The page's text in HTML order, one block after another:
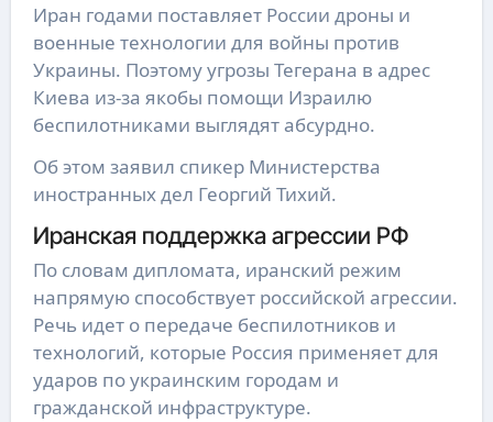
Иран годами поставляет России дроны и
военные технологии для войны против
Украины. Поэтому угрозы Тегерана в адрес
Киева из-за якобы помощи Израилю
беспилотниками выглядят абсурдно.
Об этом заявил спикер Министерства
иностранных дел Георгий Тихий.
Иранская поддержка агрессии РФ
По словам дипломата, иранский режим
напрямую способствует российской агрессии.
Речь идет о передаче беспилотников и
технологий, которые Россия применяет для
ударов по украинским городам и
гражданской инфраструктуре.